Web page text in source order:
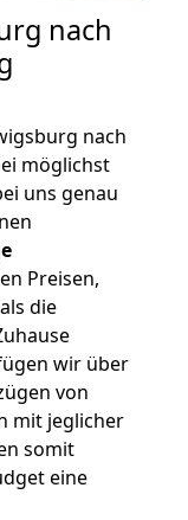
nach
nach
möglichst
uns genau
Preisen,
die
wir über
von
mit jeglicher
somit
eine